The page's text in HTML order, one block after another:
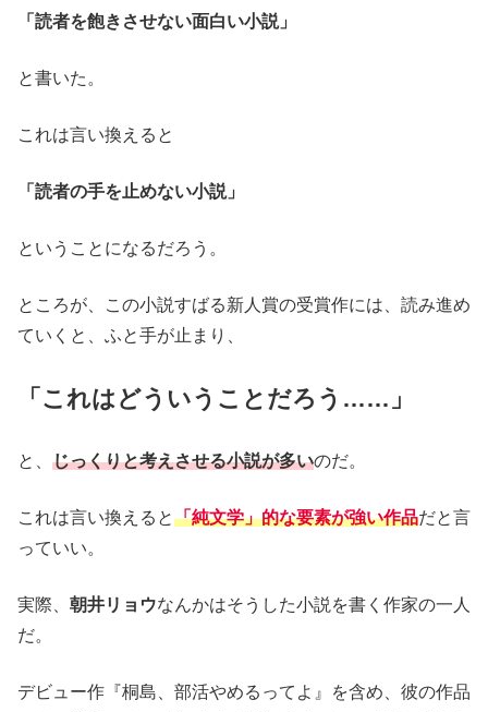
「読者を飽きさせない面白い小説」
と書いた。
これは言い換えると
「読者の手を止めない小説」
ということになるだろう。
ところが、この小説すばる新人賞の受賞作には、読み進め
ていくと、ふと手が止まり、
「これはどういうことだろう……」
と、 じっくりと考えさせる小説が多いのだ。
これは言い換えると「純文学」的な要素が強い作品だと言
っていい。
実際、 朝井リョウなんかはそうした小説を書く作家の一人
だ。
デビュー作『桐島、部活やめるってよ』を含め、彼の作品